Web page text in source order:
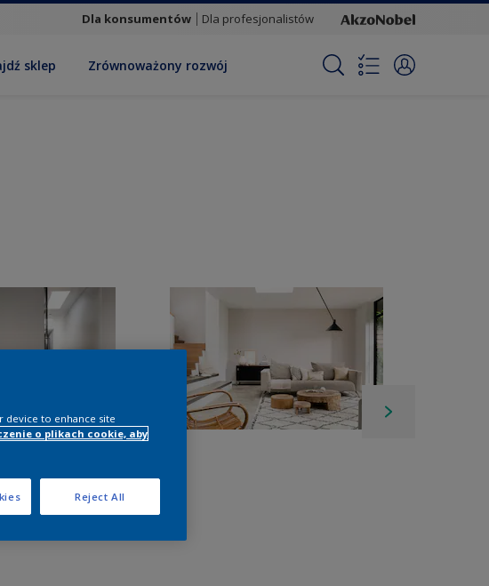
Dla konsumentów Dla profesjonalistów
sklep Zrównoważony rozwój
device to enhance site
o plikach cookie, aby
Reject All